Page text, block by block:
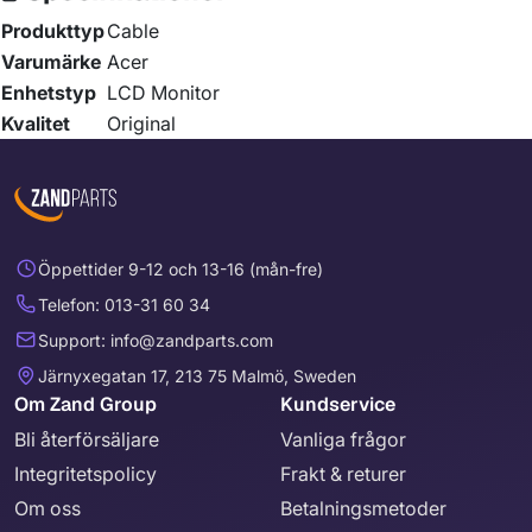
ProdukttypCable
Varumärke Acer
Enhetstyp LCD Monitor
Kvalitet
Original
Öppettider 9-12 och 13-16 (mån-fre)
Telefon: 013-31 60 34
Support: info@zandparts.com
Järnyxegatan 17, 213 75 Malmö, Sweden
Om Zand Group
Bli återförsäljare
Integritetspolicy
Om oss
Kundservice
Vanliga frågor
Frakt & returer
Betalningsmetoder